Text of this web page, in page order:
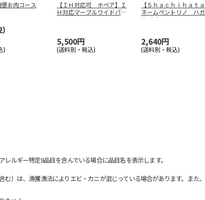
お肉コース
)
【ＩＨ対応可 ホペア】Ｉ
Ｈ対応マーブルワイドパン
5,500円
(送料別・税込)
【Ｓｈａｃｈｉｈａｔａ
ネームペントリノ ハ
付（パール
2,640円
(送料別・税込)
ルギー特定8品目を含んでいる場合に品目名を表示します。
）は、漁獲漁法によりエビ・カニが混じっている場合があります。また